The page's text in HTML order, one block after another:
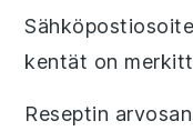
kentät on
Reseptin